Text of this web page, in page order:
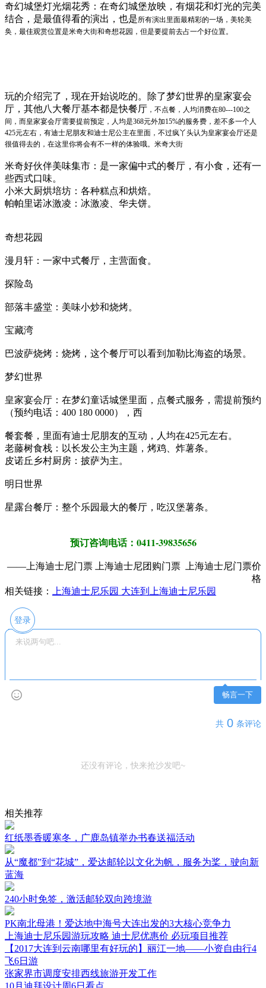
奇幻城堡灯光烟花秀：在奇幻城堡放映，有烟花和灯光的完美
结合，是最值得看的演出，也是所有演出里面最精彩的一场，美轮美
奂，最佳观赏位置是米奇大街和奇想花园，但是要提前去占一个好位置。
玩的介绍完了，现在开始说吃的。除了梦幻世界的皇家宴会
厅，其他八大餐厅基本都是快餐厅 ，不点餐，人均消费在80---100之
间，而皇家宴会厅需要提前预定，人均是368元外加15%的服务费，差不多一个人
425元左右，有迪士尼朋友和迪士尼公主在里面，不过疯丫头认为皇家宴会厅还是
很值得去的，在这里你将会有不一样的体验哦。 米奇大街
米奇好伙伴美味集市：是一家偏中式的餐厅，有小食，还有一
些西式口味。
小米大厨烘培坊：各种糕点和烘焙。
帕帕里诺冰激凌：冰激凌、华夫饼。
奇想花园
漫月轩：一家中式餐厅，主营面食。
探险岛
部落丰盛堂：美味小炒和烧烤。
宝藏湾
巴波萨烧烤：烧烤，这个餐厅可以看到加勒比海盗的场景。
梦幻世界
皇家宴会厅：在梦幻童话城堡里面，点餐式服务，需提前预约
（预约电话：400 180 0000），西
餐套餐，里面有迪士尼朋友的互动，人均在425元左右。
老藤树食栈：以长发公主为主题，烤鸡、炸薯条。
皮诺丘乡村厨房：披萨为主。
明日世界
星露台餐厅：整个乐园最大的餐厅，吃汉堡薯条。
预订咨询电话：0411-39835656
——上海迪士尼门票 上海迪士尼团购门票 上海迪士尼门票价
格
相关链接：
上海迪士尼乐园 大连到上海迪士尼乐园
登录
畅言一下
共 0 条评论
还没有评论，快来抢沙发吧~
相关推荐
红纸墨香暖寒冬，广鹿岛镇举办书春送福活动
从“魔都”到“花城”，爱达邮轮以文化为帆，服务为桨，驶向新
蓝海
240小时免签，激活邮轮双向跨境游
PK南北母港！爱达地中海号大连出发的3大核心竞争力
上海迪士尼乐园游玩攻略 迪士尼优惠价 必玩项目推荐
【2017大连到云南哪里有好玩的】丽江一地——小资自由行4
飞6日游
张家界市调度安排西线旅游开发工作
10月迪拜设计周6日看点